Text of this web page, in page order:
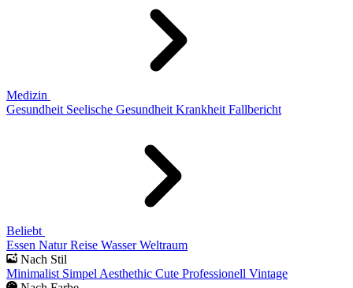
Medizin
Gesundheit Seelische Gesundheit Krankheit Fallbericht
Beliebt
Essen Natur Reise Wasser Weltraum
Nach Stil
Minimalist Simpel Aesthethic Cute Professionell Vintage